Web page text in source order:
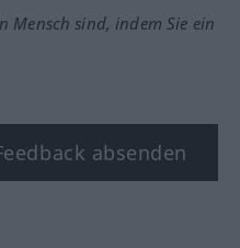
Mensch sind, indem Sie ein
absenden